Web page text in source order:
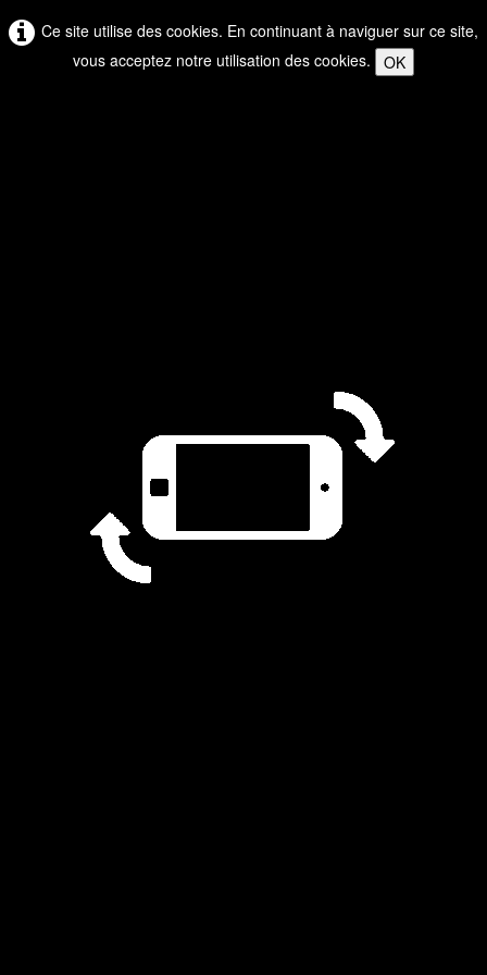
Ce site utilise des cookies. En continuant à naviguer sur ce site,
vous acceptez notre utilisation des cookies.
OK